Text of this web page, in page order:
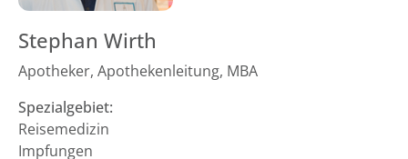
Stephan Wirth
Apotheker, Apothekenleitung, MBA
Spezialgebiet:
Reisemedizin
Impfungen